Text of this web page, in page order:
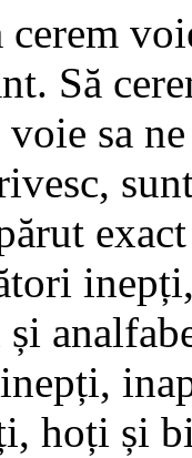
cerem
Să
voie sa
hoți și